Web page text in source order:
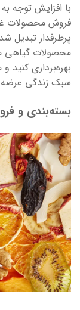
با افزایش توجه
فروش محصولات
پرطرفدار تبدیل
محصولات گیاهی
بهره‌برداری کنید
سبک زندگی عرضه
بسته‌بندی و